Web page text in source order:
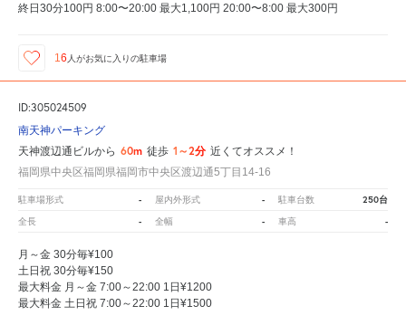
終日30分100円 8:00〜20:00 最大1,100円 20:00〜8:00 最大300円
16 人がお気に入りの駐車場
ID:305024509
南天神パーキング
天神渡辺通ビルから 60m 徒歩 1～2分 近くてオススメ！
福岡県中央区福岡県福岡市中央区渡辺通5丁目14-16
駐車場形式 - 屋内外形式 - 駐車台数 250台
全長 - 全幅 - 車高 -
月～金 30分毎¥100
土日祝 30分毎¥150
最大料金 月～金 7:00～22:00 1日¥1200
最大料金 土日祝 7:00～22:00 1日¥1500